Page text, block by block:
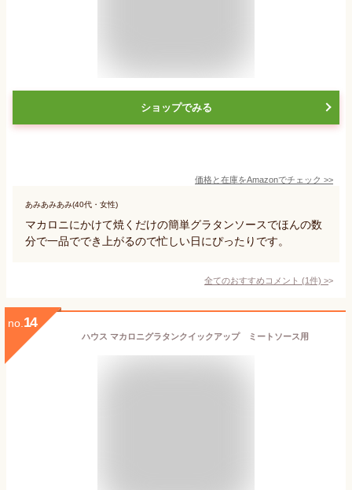
ショップでみる
価格と在庫をAmazonでチェック >>
あみあみあみ(40代・女性)
マカロニにかけて焼くだけの簡単グラタンソースでほんの数
分で一品ででき上がるので忙しい日にぴったりです。
全てのおすすめコメント (1件) >
no. 14
ハウス マカロニグラタンクイックアップ ミートソース用